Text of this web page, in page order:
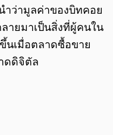
ำว่ามูลค่าของบิทคอย
ายมาเป็นสิ่งที่ผู้คนใน
เมื่อตลาดซื้อขาย
ดดิจิตัล